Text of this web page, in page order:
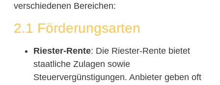
verschiedenen Bereichen:
2.1 Förderungsarten
Riester-Rente: Die Riester-Rente bietet
staatliche Zulagen sowie
Steuervergünstigungen. Anbieter geben oft